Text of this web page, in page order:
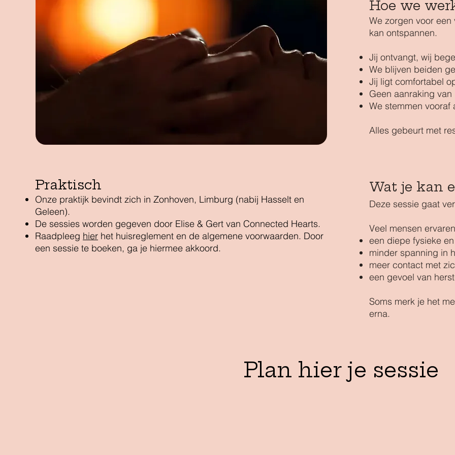
Hoe we
We zorgen voor
kan ontspannen.
Jij ontvangt, wij
We blijven beiden
Jij ligt comfortabel
Geen aanraking
We stemmen
Alles gebeurt met
Praktisch
Onze praktijk bevindt zich in Zonhoven, Limburg (nabij Hasselt en
Geleen).
De sessies worden gegeven door Elise & Gert van Connected Hearts.​​
Raadpleeg hier het huisreglement en de algemene voorwaarden. Door
een sessie te boeken, ga je hiermee akkoord.
Wat je kan
Deze sessie gaat
Veel mensen
een diepe fysieke
minder spanning in
meer contact met
een gevoel van
Soms merk je het
erna.
Plan hier je sessie